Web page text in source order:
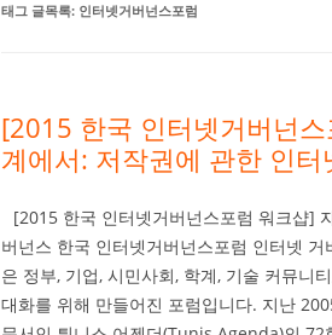
태그 글목록: 인터넷거버넌스포럼
[2015 한국 인터넷거버넌
계에서: 저작권에 관한 인터
[2015 한국 인터넷거버넌스포럼 워크샵]
버넌스 한국 인터넷거버넌스포럼 인터넷
은 정부, 기업, 시민사회, 학계, 기술 커뮤
대화를 위해 만들어진 포럼입니다. 지난